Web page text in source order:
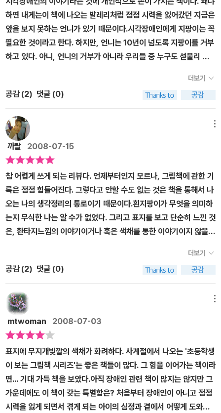
아니라 우리 모두에게 필요한 마법의 지팡이라 아닐까 싶다.
내지 않고 발레리를 지도한다.흰지팡이 여행을 읽으며, 우리는 행운
을 찾기 위하여 사소한 행복을 지나쳐 버리고 있지 않나 생각해본다.
신체적인 장애를 갖고 있지 않음에 감사하고, 또한 정신적으로도 장
애를 갖고 있지 않음에 감사드려야 하지만 어디 그런가다른 사람보다
내 아이가 더 나아야 직성이 풀리고, 장애를 가진 사람을 한 번 쯤 더
돌아보며 그 마음을 아프게 하고 있다. 여고시절에 보았던 그 친구도
어디선가 그 당시 보여 주었던 당당함을 잃지 않고 살아가고 있으리
이들만 보는 것이 아니라는 것을 알아 주었으면 한다. 나는 이 그림책
을 소중히 여기며 나의 아이들에게 아니 먼 훗날 나의 손주들에도 읽
어 주려 한다.
하면 내게는이 책에 나오는 발레리처럼 점점 시력을 잃어갔던 지금은
앞을 보지 못하는 언니가 있기 때문이다.시각장애인에게 지팡이는 꼭
필요한 것이라고 한다. 하지만, 언니는 10년이 넘도록 지팡이를 거부
하고 있다. 아니, 언니의 거부가 아니라 우리들 중 누구도 섣불리 지
편하게 받아볼 자신이 없기 때문일지도 모르겠다.눈이 멀었냐는 놀림
에 화가 났던 발레리, 가구들이 우르르 나를 향해 달려드는 것 같았다
는 발레리. 반친구들과 헤어져 다른 교실로 가는 것이 싫었던 발레리,
복도에서 지팡이 연습을 하는 것이 망설여졌던 발레리.' 아. 그랬구
나... 그래. 그런 마음이었겠구나' 책을 읽는 동안 나는 내내 언니를 떠
올리며 고개를 끄덕인다.지금은 50이 넘어버린 언니의 나이가 갑자
기 원망스러워진다. '이 책을 읽었으면 좋았을텐데. 언니에게 도움이
될 수도 있었을텐데...'그래도 다행이다. 더 늦기 전에 이런 책이 나왔
으니 말이다. 지금 장애를 가지고 있는 친구에겐 특별한 의미로, 장애
가 없는 친구들에겐 사람을 보는 방법이 많다는 걸 배우게 되었으니
말이다.눈으로 보는 것은 중요하다. 하지만, 그게 전부는 아니다.는
말을 살면서 꼬옥 기억했으면 좋겠다.
더보기
공감 (2) 댓글 (0)
까탈 2008-07-15
참 어렵게 쓰게 되는 리뷰다. 언제부터인지 모르나, 그림책에 관한 기
록은 점점 힘들어진다. 그렇다고 안할 수도 없는 것은 책을 통해서 나
오는 나의 생각정리의 통로이기 때문이다.흰지팡이가 무엇을 의미하
는지 무식한 나는 알 수가 없었다. 그리고 표지를 보고 단순히 느낀 것
은, 환타지느낌의 이야기이거나 혹은 색채를 통한 이야기이지 않을까
퍽~ 뒤통수를 한 대 맞은 기분이기도 했다.시력을 잃어가는 사람의
심정을 과연 내가 얼마나 알까. 막연하게 기억을 더듬자니 동생과 눈
을 감고 길거리를 지난 적이 있었던 거 같다. 동생이 눈을 감고 내가
길을 인도하고. 그게 우리에겐 놀이였지만, 나이를 먹으면서부터는
아주 가끔 감사함을 느끼게 되기도 하는 행동이기도 한다. 시력의 불
편함을 느껴 나도 안경을 쓰고 있지만, 점점 보이지 않는 것에 대한
공포는 어떨까. 시력이 맞지 않아 안경이 불편해져도 짜증이 섞이게
되고 인상을 쓰게 되는데 말이다. 점점 볼 수 없다는 그 느낌을 뭐라고
표현해야할까. 무채색의 그림이 발레리의 느낌을 대변해 주고 있으리
라. 보이는 사람에겐 색깔이 느껴질 테고, 전의 기억으로 더듬거리는
발레리는 안보이는 것과 봤었던 기억이 공존하는.....지팡이사용법을
더보기
공감 (2) 댓글 (0)
mtwoman 2008-07-03
표지에 무지개빛깔의 색채가 화려하다. 사계절에서 나오는 '초등학생
이 보는 그림책 시리즈'는 좋은 책들이 많다. 그 힘을 이어가는 책이라
면... 기대 가득 책을 보았다.아직 장애인 관련 책이 많지는 않지만 그
가운데에도 이 책이 갖는 특별함은? 처음부터 장애인이 아니고 점점
시력을 잃게 되면서 겪게 되는 아이의 심정과 곁에서 어떻게 도와줄